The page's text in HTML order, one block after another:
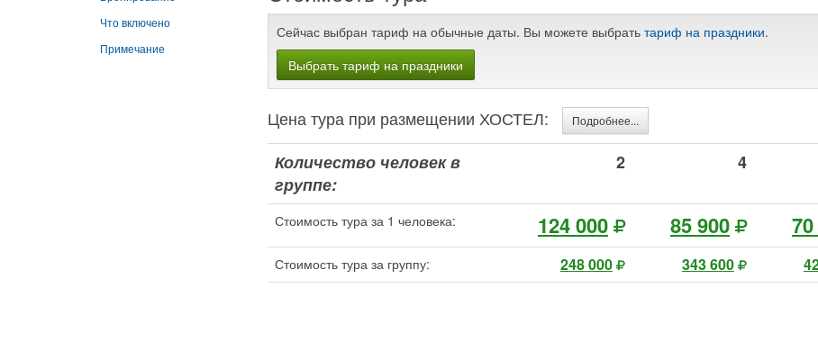
Сейчас выбран тариф на обычные даты. Вы можете выбрать тариф на праздники.
Выбрать тариф на праздники
Цена тура при размещении ХОСТЕЛ: Подробнее...
Количество человек в
группе:
2 4
Стоимость тура за 1 человека: 124 000 85 900
Стоимость тура за группу: 248 000 343 600
Что включено
Примечание